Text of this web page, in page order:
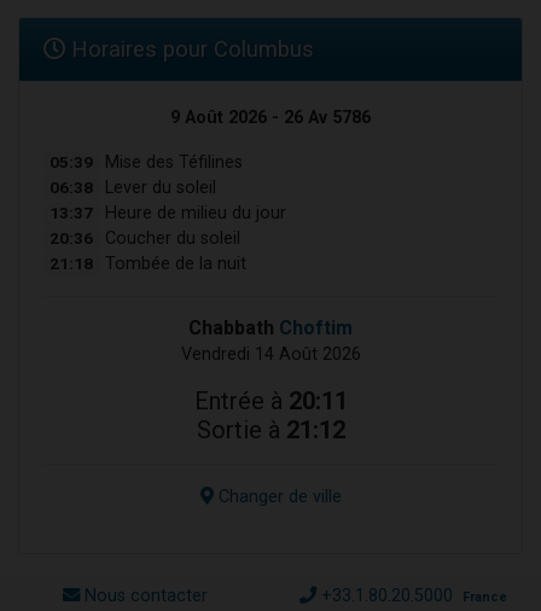
Horaires pour Columbus
9 Août 2026 - 26 Av 5786
05:39 Mise des Téfilines
06:38 Lever du soleil
13:37 Heure de milieu du jour
20:36 Coucher du soleil
21:18 Tombée de la nuit
Chabbath Choftim
Vendredi 14 Août 2026
Entrée à 20:11
Sortie à 21:12
Changer de ville
Nous contacter +33.1.80.20.5000 France